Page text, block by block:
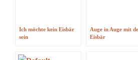
Ich möchte kein Eisbär
sein
Auge in Auge mit
Eisbär